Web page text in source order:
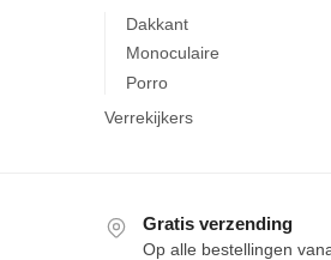
Dakkant
Monoculaire
Porro
Verrekijkers
Gratis verzending
Op alle bestellingen